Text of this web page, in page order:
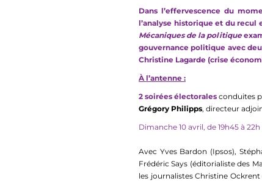
Dans l’effervescence du
l’analyse historique et du recul
Mécaniques de la politique
gouvernance politique avec
Christine Lagarde (crise
À l’antenne :
2 soirées électorales conduites
Grégory Philipps, directeur
Dimanche 10 avril, de 19h45 à 22h
Avec Yves Bardon (Ipsos),
Frédéric Says (éditorialiste des
les journalistes Christine